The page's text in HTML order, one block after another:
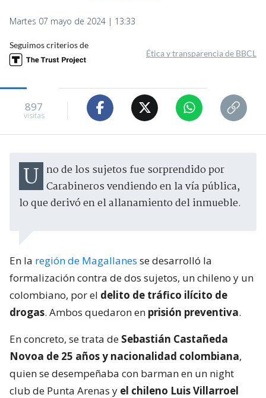
Martes 07 mayo de 2024 | 13:33
Seguimos criterios de
Ética y transparencia de BBCL
897
visitas
Uno de los sujetos fue sorprendido por Carabineros vendiendo en la vía pública,
lo que derivó en el allanamiento del inmueble.
En la región de Magallanes se desarrolló la
formalización contra de dos sujetos, un chileno y un
colombiano, por el delito de tráfico ilícito de
drogas. Ambos quedaron en prisión preventiva.
En concreto, se trata de Sebastián Castañeda
Novoa de 25 años y nacionalidad colombiana,
quien se desempeñaba con barman en un night
club de Punta Arenas y el chileno Luis Villarroel